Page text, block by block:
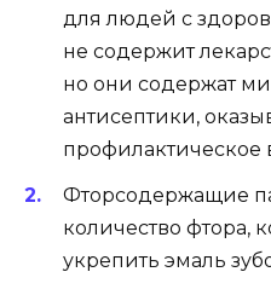
для людей с
не содержит
но они содержат
антисептики,
профилактическое
Фторсодержащие
количество фтора,
укрепить эмаль